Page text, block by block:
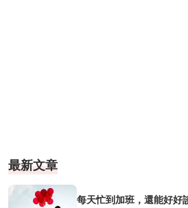
最新文章
每天忙到加班，還能好好